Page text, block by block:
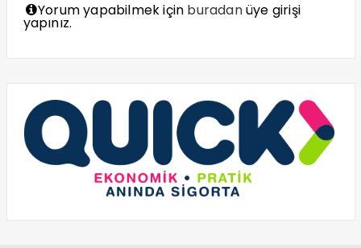
Yorum yapabilmek için buradanüye girişi
yapınız.